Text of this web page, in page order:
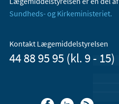
Sundheds- og Kirkeministeriet.
Kontakt Lægemiddelstyrelsen
44 88 95 95 (kl. 9 - 15)